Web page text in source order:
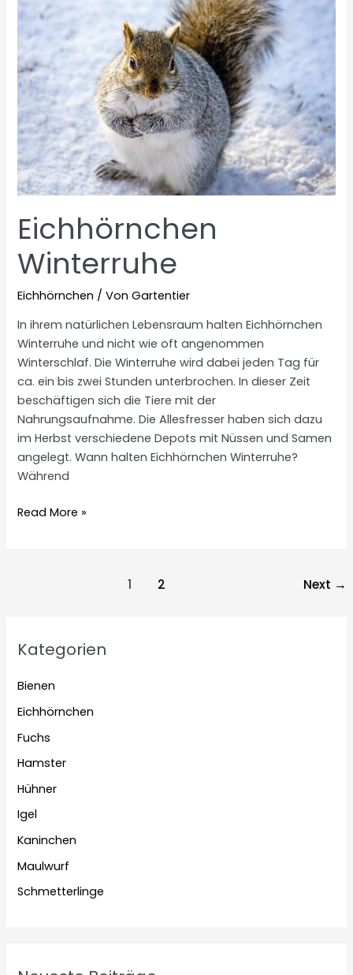
Eichhörnchen
Winterruhe
Eichhörnchen / VonGartentier
In ihrem natürlichen Lebensraum halten Eichhörnchen
Winterruhe und nicht wie oft angenommen
Winterschlaf. Die Winterruhe wird dabei jeden Tag für
ca. ein bis zwei Stunden unterbrochen. In dieser Zeit
beschäftigen sich die Tiere mit der
Nahrungsaufnahme. Die Allesfresser haben sich dazu
im Herbst verschiedene Depots mit Nüssen und Samen
angelegt. Wann halten Eichhörnchen Winterruhe?
Während
Eichhörnchen
Read More »
1 2 Next →
Kategorien
Bienen
Eichhörnchen
Fuchs
Hamster
Hühner
Igel
Kaninchen
Maulwurf
Schmetterlinge